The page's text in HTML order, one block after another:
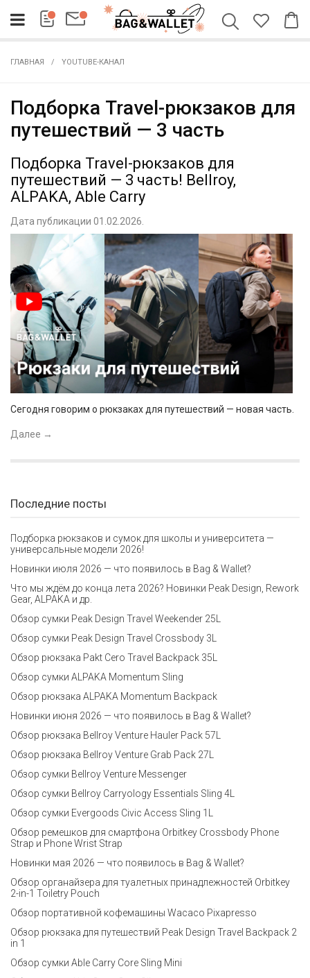
ГЛАВНАЯ YOUTUBE-КАНАЛ
Подборка Travel-рюкзаков для
путешествий — 3 часть
Подборка Travel-рюкзаков для
путешествий — 3 часть! Bellroy,
ALPAKA, Able Carry
Дата публикации 01.02.2026.
Сегодня говорим о рюкзаках для путешествий — новая часть.
Далее →
Последние посты
Подборка рюкзаков и сумок для школы и университета —
универсальные модели 2026!
Новинки июля 2026 — что появилось в Bag & Wallet?
Что мы ждём до конца лета 2026? Новинки Peak Design, Rework
Gear, ALPAKA и др.
Обзор сумки Peak Design Travel Weekender 25L
Обзор сумки Peak Design Travel Crossbody 3L
Обзор рюкзака Pakt Cero Travel Backpack 35L
Обзор сумки ALPAKA Momentum Sling
Обзор рюкзака ALPAKA Momentum Backpack
Новинки июня 2026 — что появилось в Bag & Wallet?
Обзор рюкзака Bellroy Venture Hauler Pack 57L
Обзор рюкзака Bellroy Venture Grab Pack 27L
Обзор сумки Bellroy Venture Messenger
Обзор сумки Bellroy Carryology Essentials Sling 4L
Обзор сумки Evergoods Civic Access Sling 1L
Обзор ремешков для смартфона Orbitkey Crossbody Phone
Strap и Phone Wrist Strap
Новинки мая 2026 — что появилось в Bag & Wallet?
Обзор органайзера для туалетных принадлежностей Orbitkey
2-in-1 Toiletry Pouch
Обзор портативной кофемашины Wacaco Pixapresso
Обзор рюкзака для путешествий Peak Design Travel Backpack 2
in 1
Обзор сумки Able Carry Core Sling Mini